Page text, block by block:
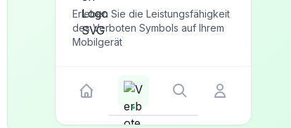
Erleben Sie die Leistungsfähigkeit
des Verboten Symbols auf Ihrem
Mobilgerät